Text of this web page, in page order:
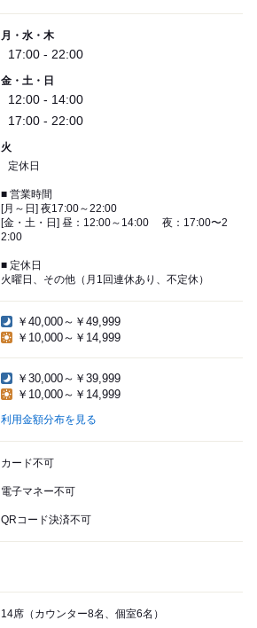
月・水・木
17:00 - 22:00
金・土・日
12:00 - 14:00
17:00 - 22:00
火
定休日
■ 営業時間
[月～日] 夜17:00～22:00
[金・土・日] 昼：12:00～14:00 夜：17:00〜2
2:00
■ 定休日
火曜日、その他（月1回連休あり、不定休）
￥40,000～￥49,999
￥10,000～￥14,999
￥30,000～￥39,999
￥10,000～￥14,999
利用金額分布を見る
カード不可
電子マネー不可
QRコード決済不可
14席（カウンター8名、個室6名）